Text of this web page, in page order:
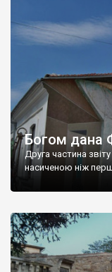
Богом дана
Друга частина
насиченою ніж